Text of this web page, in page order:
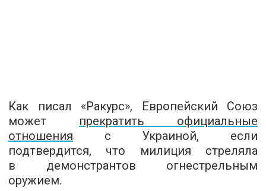
Как писал «Ракурс», Европейский Союз
может прекратить официальные
отношения с Украиной, если
подтвердится, что милиция стреляла
в демонстрантов огнестрельным
оружием.